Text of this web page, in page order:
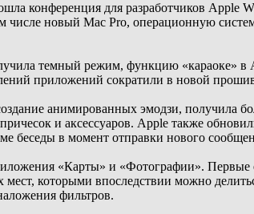
конференция для разработчиков Apple
числе новый Mac Pro, операционную
темный режим, функцию «караоке»
приложений сократили в новой
анимированных эмодзи, получила
и аксессуаров. Apple также
беседы в момент отправки нового
«Карты» и «Фотографии».
которыми впоследствии можно
фильтров.